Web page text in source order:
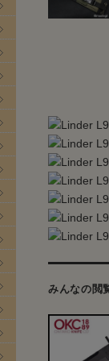
みんなの閲